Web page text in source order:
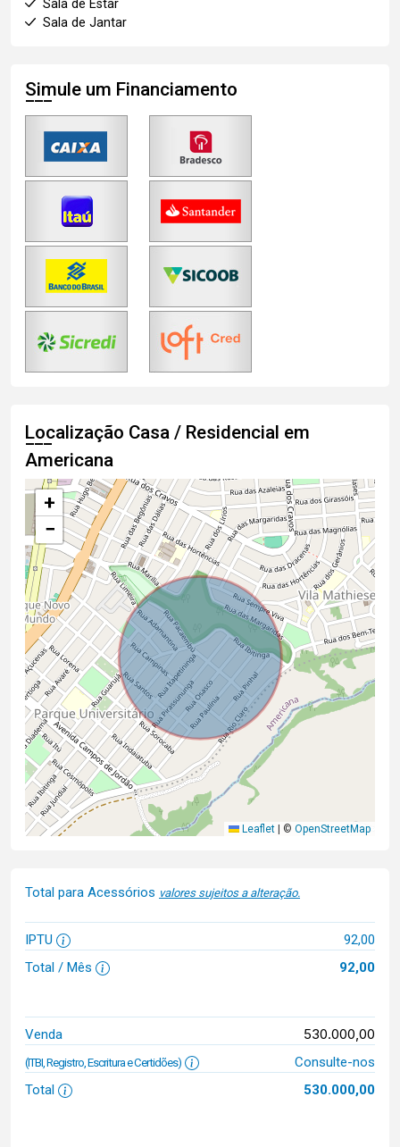
Sala de Estar
Sala de Jantar
Simule um Financiamento
Localização Casa / Residencial em
Americana
+
−
Leaflet | © OpenStreetMap
Total para Acessórios valores sujeitos a alteração.
IPTU
92,00
Total / Mês
92,00
Venda 530.000,00
(ITBI, Registro, Escritura e Certidões)
Consulte-nos
Total
530.000,00